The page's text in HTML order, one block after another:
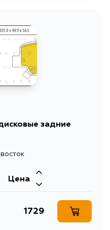
задние
Цена
1729